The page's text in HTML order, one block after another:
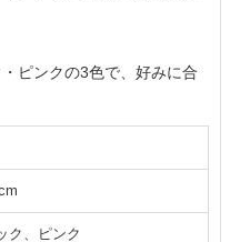
ピンクの3色で、好みに合
ク、ピンク